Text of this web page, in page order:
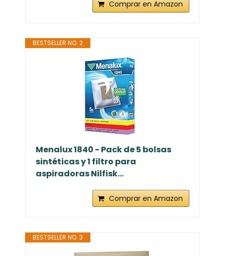
Comprar en Amazon
BESTSELLER NO. 2
Menalux 1840 - Pack de 5 bolsas
sintéticas y 1 filtro para
aspiradoras Nilfisk...
Comprar en Amazon
BESTSELLER NO. 3